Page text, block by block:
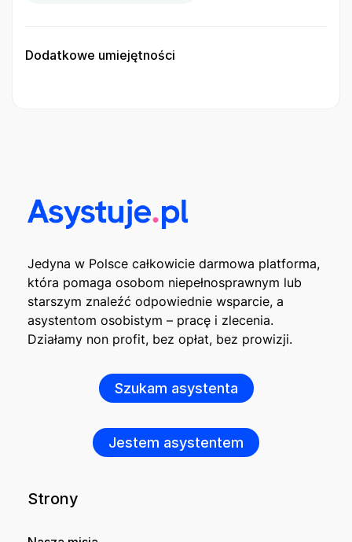
Dodatkowe umiejętności
Jedyna w Polsce całkowicie darmowa platforma,
która pomaga osobom niepełnosprawnym lub
starszym znaleźć odpowiednie wsparcie, a
asystentom osobistym – pracę i zlecenia.
Działamy non profit, bez opłat, bez prowizji.
Szukam asystenta
Jestem asystentem
Strony